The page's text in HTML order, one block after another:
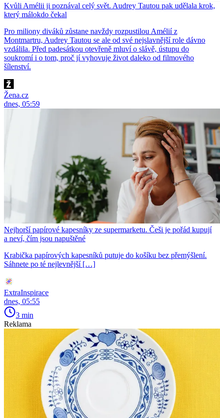
Kvůli Amélii ji poznával celý svět. Audrey Tautou pak udělala krok,
který málokdo čekal
Pro miliony diváků zůstane navždy rozpustilou Amélií z
Montmartru, Audrey Tautou se ale od své nejslavnější role dávno
vzdálila. Před padesátkou otevřeně mluví o slávě, ústupu do
soukromí i o tom, proč jí vyhovuje život daleko od filmového
šílenství.
Žena.cz
dnes, 05:59
Nejhorší papírové kapesníky ze supermarketu. Češi je pořád kupují
a neví, čím jsou napuštěné
Krabička papírových kapesníků putuje do košíku bez přemýšlení.
Sáhnete po té nejlevnější […]
ExtraInspirace
dnes, 05:55
3 min
Reklama